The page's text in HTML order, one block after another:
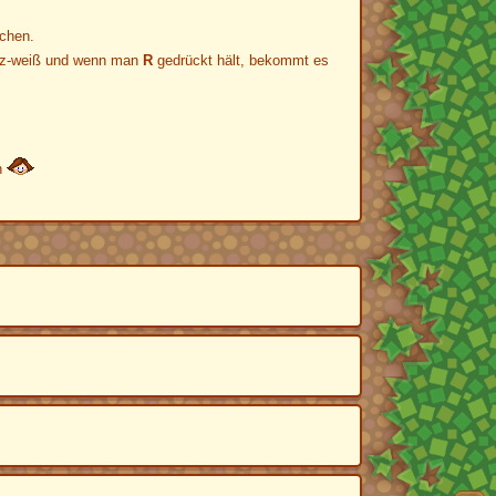
weiß und wenn man R gedrückt hält, bekommt es